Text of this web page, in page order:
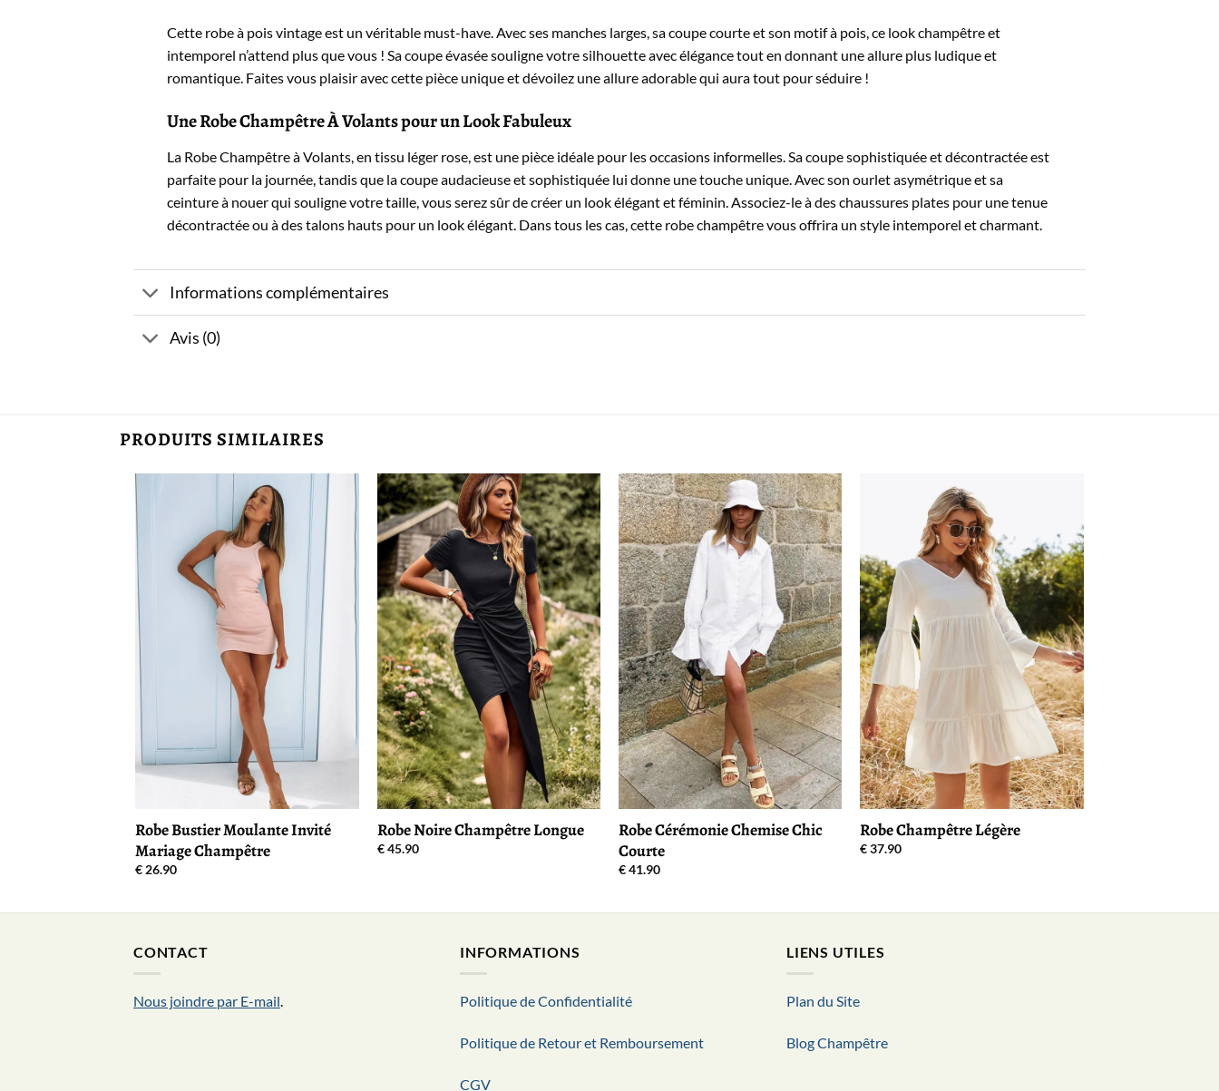
Cette robe à pois vintage est un véritable must-have. Avec ses manches larges, sa coupe courte et son motif à pois, ce look champêtre et
intemporel n’attend plus que vous ! Sa coupe évasée souligne votre silhouette avec élégance tout en donnant une allure plus ludique et
romantique. Faites vous plaisir avec cette pièce unique et dévoilez une allure adorable qui aura tout pour séduire !
Une Robe Champêtre À Volants pour un Look Fabuleux
La Robe Champêtre à Volants, en tissu léger rose, est une pièce idéale pour les occasions informelles. Sa coupe sophistiquée et décontractée est
parfaite pour la journée, tandis que la coupe audacieuse et sophistiquée lui donne une touche unique. Avec son ourlet asymétrique et sa
ceinture à nouer qui souligne votre taille, vous serez sûr de créer un look élégant et féminin. Associez-le à des chaussures plates pour une tenue
décontractée ou à des talons hauts pour un look élégant. Dans tous les cas, cette robe champêtre vous offrira un style intemporel et charmant.
Informations complémentaires
Avis (0)
PRODUITS SIMILAIRES
Robe Bustier Moulante Invité
Mariage Champêtre
€ 26.90
Robe Noire Champêtre Longue
€45.90
Robe Cérémonie Chemise Chic
Courte
€41.90
Robe Champêtre Légère
€37.90
CONTACT
Nous joindre par E-mail.
INFORMATIONS
Politique de Confidentialité
Politique de Retour et Remboursement
CGV
LIENS UTILES
Plan du Site
Blog Champêtre